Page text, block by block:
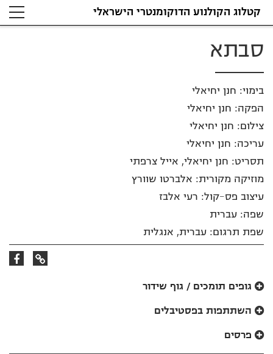
קטלוג הקולנוע הדוקומנטרי הישראלי
סבתא
בימוי: חנן יחיאלי
הפקה: חנן יחיאלי
צילום: חנן יחיאלי
עריכה: חנן יחיאלי
תסריט: חנן יחיאלי, אייל צרפתי
מוזיקה מקורית: אלברטו שוורץ
עיצוב פס-קול: רעי אלבז
שפה: עברית
שפת תרגום: עברית, אנגלית
קישורקישור
גופים תומכים / גוף שידור
השתתפות בפסטיבלים
פרסים